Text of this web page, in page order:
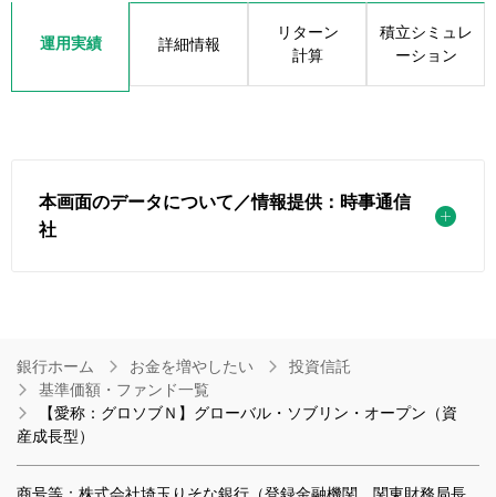
運用実績 詳細情報
リターン
計算
積立シミュレ
ーション
本画面のデータについて／情報提供：時事通信
社
銀行ホーム お金を増やしたい
投資信託
基準価額・ファンド一覧
【愛称：グロソブＮ】グローバル・ソブリン・オープン（資
産成長型）